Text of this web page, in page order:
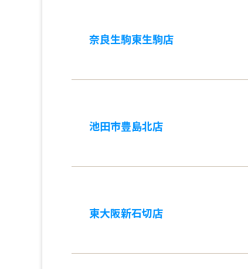
奈良生駒東生駒店
池田市豊島北店
東大阪新石切店